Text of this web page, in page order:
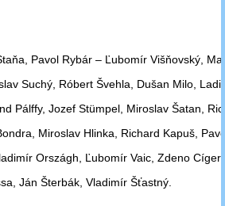
Pavol Rybár – Ľubomír Višňovský,
Suchý, Róbert Švehla, Dušan Milo,
Pálffy, Jozef Stümpel, Miroslav Šatan,
Miroslav Hlinka, Richard Kapuš,
Országh, Ľubomír Vaic, Zdeno
Ján Šterbák, Vladimír Šťastný.